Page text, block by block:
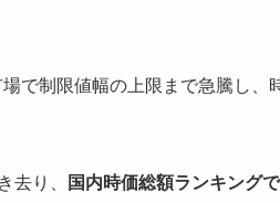
で制限値幅の上限まで急騰し、
去り、 国内時価総額ランキング